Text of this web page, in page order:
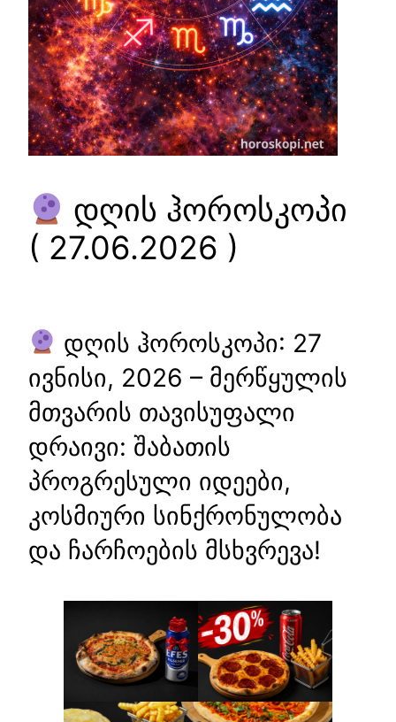
დღის ჰოროსკოპი
( 27.06.2026 )
დღის ჰოროსკოპი: 27
ივნისი, 2026 – მერწყულის
მთვარის თავისუფალი
დრაივი: შაბათის
პროგრესული იდეები,
კოსმიური სინქრონულობა
და ჩარჩოების მსხვრევა!